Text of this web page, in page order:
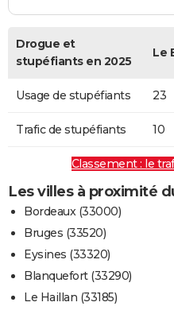
Drogue et
stupéfiants en 2025
Le
Usage de stupéfiants 23
Trafic de stupéfiants 10
Classement : le
Les villes à proximité
Bordeaux (33000)
Bruges (33520)
Eysines (33320)
Blanquefort (33290)
Le Haillan (33185)